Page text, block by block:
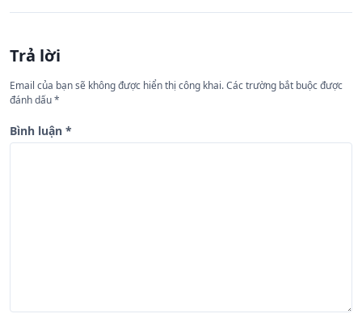
n
b
à
i
Trả lời
Email của bạn sẽ không được hiển thị công khai.Các trường bắt buộc được
đánh dấu*
Bình luận *